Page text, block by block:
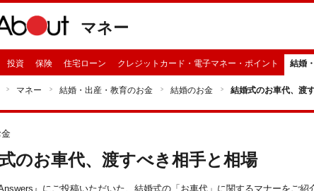
マネー
投資 保険 住宅ローン クレジットカード・電子マネー・ポイント 結婚
マネー 結婚・出産・教育のお金 結婚のお金 結婚式のお車代、渡
のお車代、渡すべき相手と相場
Answers』にご投稿いただいた、結婚式の「お車代」に関するマナーをご